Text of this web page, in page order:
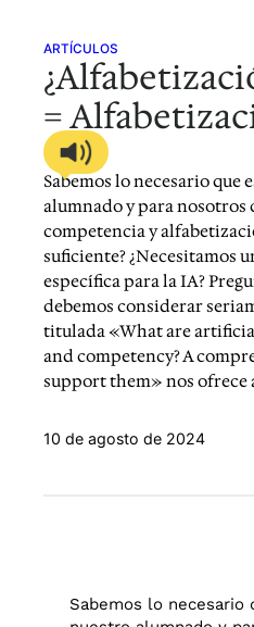
ARTÍCULOS
=
Sabemos lo necesario
alumnado y para nosotros
competencia y
suficiente? ¿Necesitamos
específica para la IA?
debemos considerar
titulada «What are
and competency? A
support them» nos ofrece
10 de agosto de 2024
Sabemos lo necesario